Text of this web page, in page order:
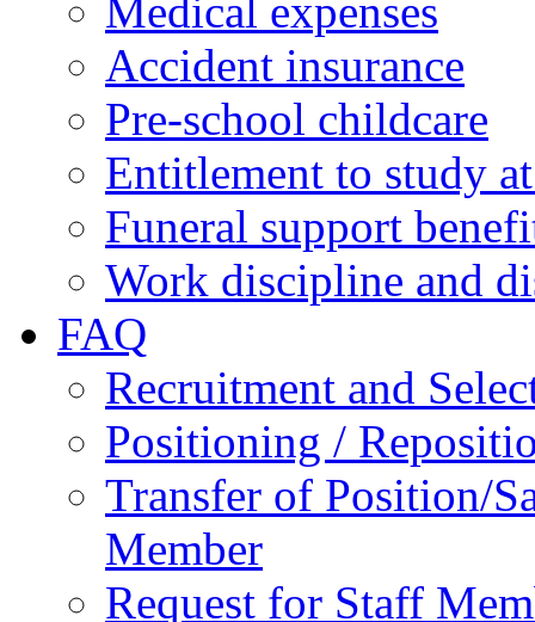
Medical expenses
Accident insurance
Pre-school childcare
Entitlement to study
Funeral support
Work discipline and
FAQ
Recruitment and
Positioning /
Transfer of Position/
Member
Request for Staff